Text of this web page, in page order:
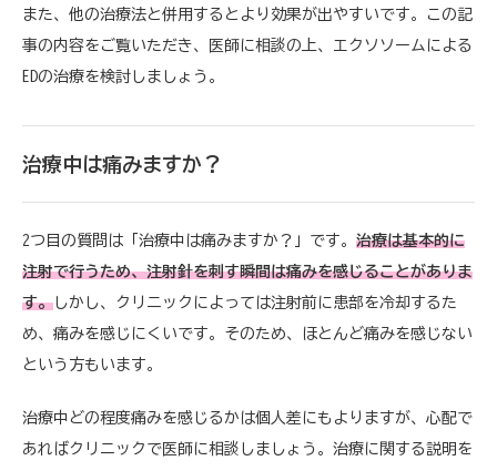
また、他の治療法と併用するとより効果が出やすいです。この記
事の内容をご覧いただき、医師に相談の上、エクソソームによる
EDの治療を検討しましょう。
治療中は痛みますか？
2つ目の質問は「治療中は痛みますか？」です。 治療は基本的に
注射で行うため、注射針を刺す瞬間は痛みを感じることがありま
す。しかし、クリニックによっては注射前に患部を冷却するた
め、痛みを感じにくいです。そのため、ほとんど痛みを感じない
という方もいます。
治療中どの程度痛みを感じるかは個人差にもよりますが、心配で
あればクリニックで医師に相談しましょう。治療に関する説明を